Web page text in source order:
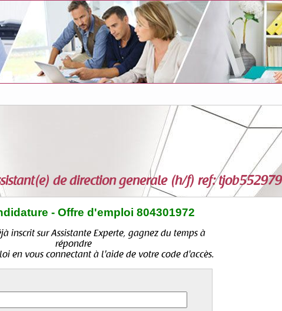
de direction generale (h/f) ref: tjob552979
- Offre d'emploi 804301972
inscrit sur Assistante Experte, gagnez du temps à
répondre
en vous connectant à l'aide de votre code d'accès.